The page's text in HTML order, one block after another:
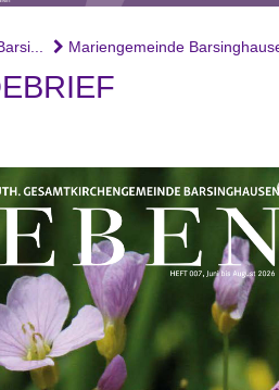
Mariengemeinde